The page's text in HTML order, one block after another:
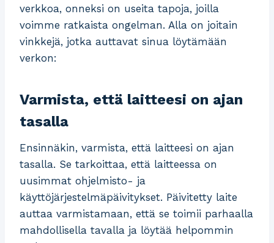
verkkoa, onneksi on useita tapoja, joilla
voimme ratkaista ongelman. Alla on joitain
vinkkejä, jotka auttavat sinua löytämään
verkon:
Varmista, että laitteesi on ajan
tasalla
Ensinnäkin, varmista, että laitteesi on ajan
tasalla. Se tarkoittaa, että laitteessa on
uusimmat ohjelmisto- ja
käyttöjärjestelmäpäivitykset. Päivitetty laite
auttaa varmistamaan, että se toimii parhaalla
mahdollisella tavalla ja löytää helpommin